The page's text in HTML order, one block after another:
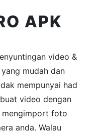
APK
video &
mudah dan
mempunyai had
video dengan
mengimport foto
anda. Walau